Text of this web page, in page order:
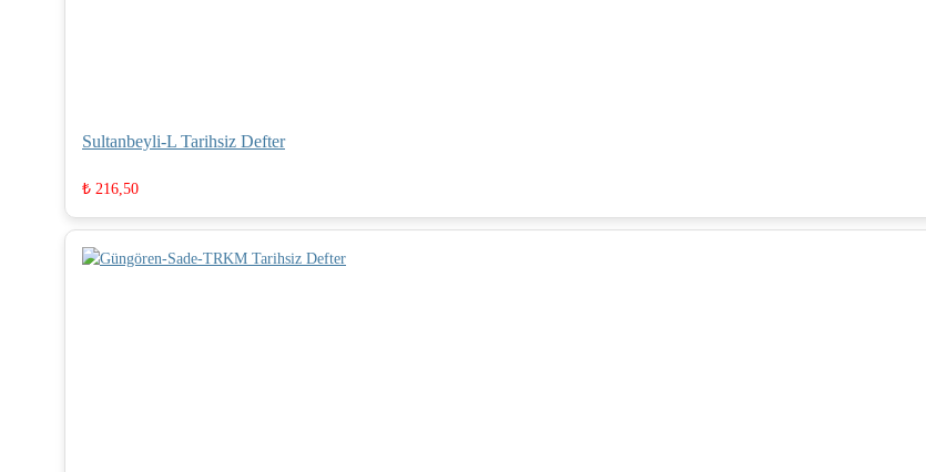
Sultanbeyli-L Tarihsiz Defter
₺ 216,50